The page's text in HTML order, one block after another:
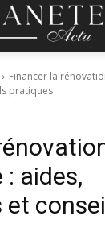
Financer la
pratiques
aides,
et